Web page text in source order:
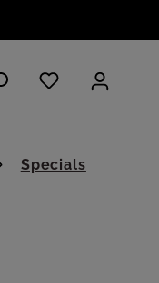
Specials